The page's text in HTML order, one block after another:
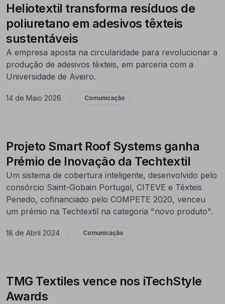
Heliotextil transforma resíduos de
poliuretano em adesivos têxteis
sustentáveis
A empresa aposta na circularidade para revolucionar a
produção de adesivos têxteis, em parceria com a
Universidade de Aveiro.
14 de Maio 2026 Comunicação
Projeto Smart Roof Systems ganha
Prémio de Inovação da Techtextil
Um sistema de cobertura inteligente, desenvolvido pelo
consórcio Saint-Gobain Portugal, CITEVE e Têxteis
Penedo, cofinanciado pelo COMPETE 2020, venceu
um prémio na Techtextil na categoria "novo produto".
18 de Abril 2024 Comunicação
TMG Textiles vence nos iTechStyle
Awards